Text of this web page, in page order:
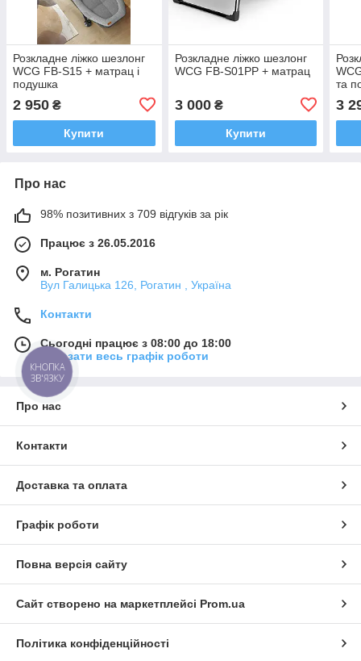
Розкладне ліжко шезлонг
WCG FB-S15 + матрац і
подушка
2 950 ₴
Купити
Розкладне ліжко шезлонг
WCG FB-S01PP + матрац
3 000₴
Купити
та
3
Про нас
98% позитивних з 709 відгуків за рік
Працює з 26.05.2016
м. Рогатин
Вул Галицька 126, Рогатин , Україна
Контакти
Сьогодні працює з 08:00 до 18:00
Показати весь графік роботи
Про нас
Контакти
Доставка та оплата
Графік роботи
Повна версія сайту
Сайт створено на маркетплейсі Prom.ua
Політика конфіденційності
КНОПКА
ЗВ'ЯЗКУ